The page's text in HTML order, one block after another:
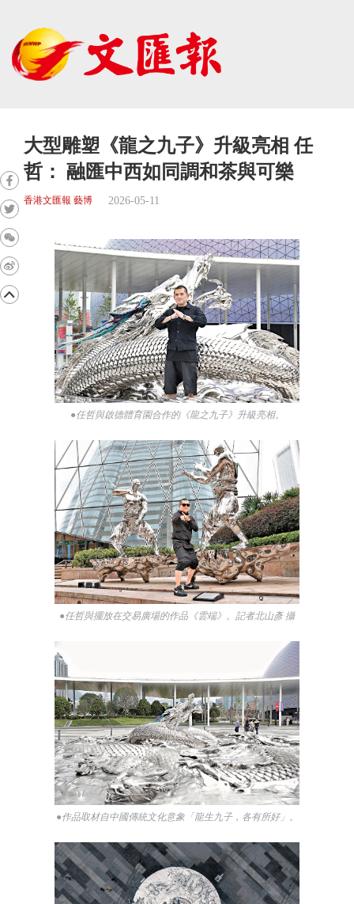
大型雕塑《龍之九子》升級亮相 任
哲： 融匯中西如同調和茶與可樂
香港文匯報 藝博 2026-05-11
●任哲與啟德體育園合作的《龍之九子》升級亮相。
●任哲與擺放在交易廣場的作品《雲端》。記者北山彥 攝
●作品取材自中國傳統文化意象「龍生九子，各有所好」。